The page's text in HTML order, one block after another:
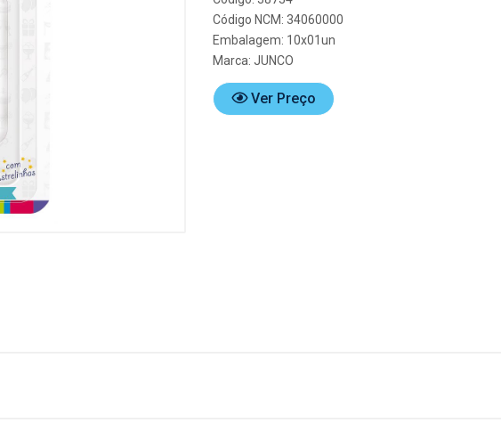
Código NCM: 34060000
Embalagem: 10x01un
Marca: JUNCO
Ver Preço